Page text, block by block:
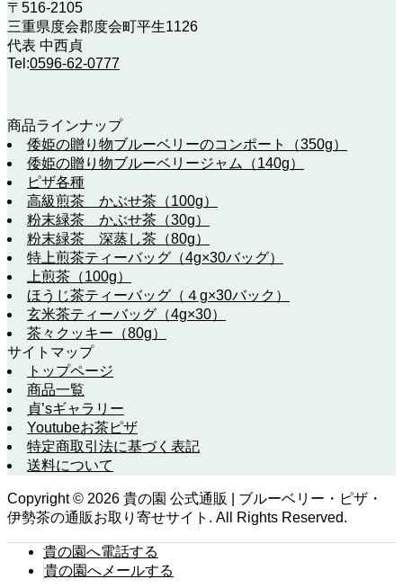
〒516-2105
三重県度会郡度会町平生1126
代表 中西貞
Tel:0596-62-0777
商品ラインナップ
倭姫の贈り物ブルーベリーのコンポート（350g）
倭姫の贈り物ブルーベリージャム（140g）
ピザ各種
高級煎茶 かぶせ茶（100g）
粉末緑茶 かぶせ茶（30g）
粉末緑茶 深蒸し茶（80g）
特上煎茶ティーバッグ（4g×30バッグ）
上煎茶（100g）
ほうじ茶ティーバッグ（４g×30バック）
玄米茶ティーバッグ（4g×30）
茶々クッキー（80g）
サイトマップ
トップページ
商品一覧
貞’sギャラリー
Youtubeお茶ピザ
特定商取引法に基づく表記
送料について
Copyright © 2026 貴の園 公式通販 | ブルーベリー・ピザ・
伊勢茶の通販お取り寄せサイト. All Rights Reserved.
貴の園へ電話する
貴の園へメールする